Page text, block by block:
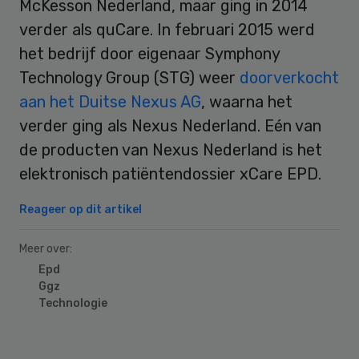
McKesson Nederland, maar ging in 2014
verder als quCare. In februari 2015 werd
het bedrijf door eigenaar Symphony
Technology Group (STG) weer doorverkocht
aan het Duitse Nexus AG, waarna het
verder ging als Nexus Nederland. Eén van
de producten van Nexus Nederland is het
elektronisch patiëntendossier xCare EPD.
Reageer op dit artikel
Meer over:
Epd
Ggz
Technologie